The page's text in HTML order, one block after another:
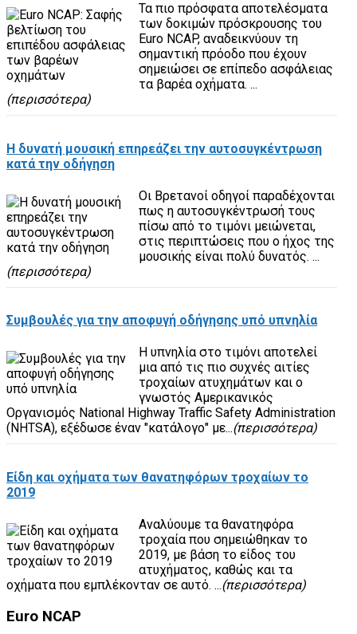
Τα πιο πρόσφατα αποτελέσματα
των δοκιμών πρόσκρουσης του
Euro NCAP, αναδεικνύουν τη
σημαντική πρόοδο που έχουν
σημειώσει σε επίπεδο ασφάλειας
τα βαρέα οχήματα. ...
(περισσότερα)
Η δυνατή μουσική επηρεάζει την αυτοσυγκέντρωση
κατά την οδήγηση
Οι Βρετανοί οδηγοί παραδέχονται
πως η αυτοσυγκέντρωσή τους
πίσω από το τιμόνι μειώνεται,
στις περιπτώσεις που ο ήχος της
μουσικής είναι πολύ δυνατός. ...
(περισσότερα)
Συμβουλές για την αποφυγή οδήγησης υπό υπνηλία
Η υπνηλία στο τιμόνι αποτελεί
μια από τις πιο συχνές αιτίες
τροχαίων ατυχημάτων και ο
γνωστός Αμερικανικός
Οργανισμός National Highway Traffic Safety Administration
(NHTSA), εξέδωσε έναν "κατάλογο" με...(περισσότερα)
Είδη και οχήματα των θανατηφόρων τροχαίων το
2019
Αναλύουμε τα θανατηφόρα
τροχαία που σημειώθηκαν το
2019, με βάση το είδος του
ατυχήματος, καθώς και τα
οχήματα που εμπλέκονταν σε αυτό. ...(περισσότερα)
Euro NCAP